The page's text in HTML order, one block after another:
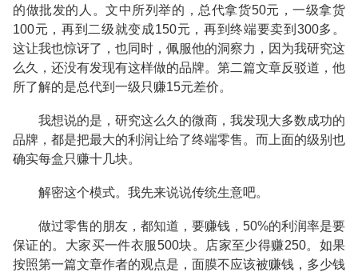
的做批发的人。文中所列举的，总代拿货50元，一级拿货
100元，再到二级就变成150元，再到终端要卖到300多。
这让我也惊讶了，也同时，佩服他的洞察力，因为我研究这
么久，还没有发现有这样做的品牌。第二篇文章反驳道，他
所了解的是总代到一级只赚15元差价。
我想说的是，研究这么久的微商，我发现大多数成功的
品牌，都是把最大的利润让给了终端零售。而上面的级别也
确实每盒只赚十几块。
解密这个模式。我先来说说传统生意吧。
做过零售的朋友，都知道，要赚钱，50%的利润率是要
保证的。大家买一件衣服500块。店家至少得赚250。如果
按照第一篇文章作者的观点是，面膜不应该被赚钱，多少钱